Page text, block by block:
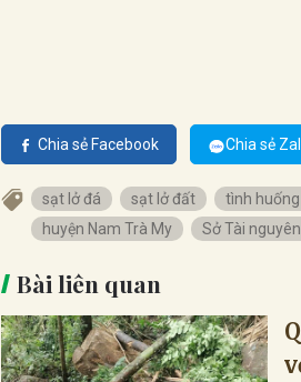
Chia sẻ Facebook Chia sẻ
sạt lở đá sạt lở đất tình
huyện Nam Trà My
Sở Tài
Bài liên quan